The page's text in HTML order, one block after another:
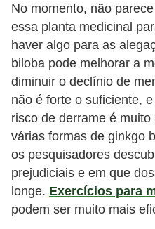
No momento, não
essa planta medicinal
haver algo para as
biloba pode melhorar a
diminuir o declínio de
não é forte o suficiente,
risco de derrame é
várias formas de ginkgo
os pesquisadores
prejudiciais e em que
longe. Exercícios para
podem ser muito mais